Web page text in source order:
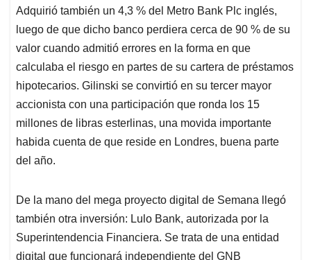
Adquirió también un 4,3 % del Metro Bank Plc inglés,
luego de que dicho banco perdiera cerca de 90 % de su
valor cuando admitió errores en la forma en que
calculaba el riesgo en partes de su cartera de préstamos
hipotecarios. Gilinski se convirtió en su tercer mayor
accionista con una participación que ronda los 15
millones de libras esterlinas, una movida importante
habida cuenta de que reside en Londres, buena parte
del año.
De la mano del mega proyecto digital de Semana llegó
también otra inversión: Lulo Bank, autorizada por la
Superintendencia Financiera. Se trata de una entidad
digital que funcionará independiente del GNB